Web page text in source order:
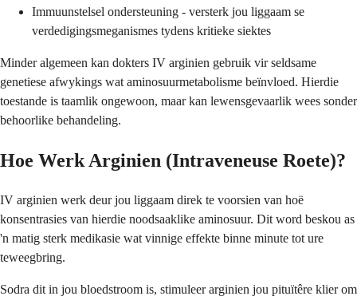
Immuunstelsel ondersteuning - versterk jou liggaam se
verdedigingsmeganismes tydens kritieke siektes
Minder algemeen kan dokters IV arginien gebruik vir seldsame
genetiese afwykings wat aminosuurmetabolisme beïnvloed. Hierdie
toestande is taamlik ongewoon, maar kan lewensgevaarlik wees sonder
behoorlike behandeling.
Hoe Werk Arginien (Intraveneuse Roete)?
IV arginien werk deur jou liggaam direk te voorsien van hoë
konsentrasies van hierdie noodsaaklike aminosuur. Dit word beskou as
'n matig sterk medikasie wat vinnige effekte binne minute tot ure
teweegbring.
Sodra dit in jou bloedstroom is, stimuleer arginien jou pituïtêre klier om